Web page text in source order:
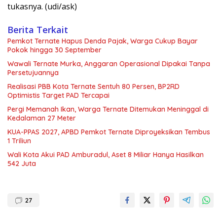
tukasnya. (udi/ask)
Berita Terkait
Pemkot Ternate Hapus Denda Pajak, Warga Cukup Bayar
Pokok hingga 30 September
Wawali Ternate Murka, Anggaran Operasional Dipakai Tanpa
Persetujuannya
Realisasi PBB Kota Ternate Sentuh 80 Persen, BP2RD
Optimistis Target PAD Tercapai
Pergi Memanah Ikan, Warga Ternate Ditemukan Meninggal di
Kedalaman 27 Meter
KUA-PPAS 2027, APBD Pemkot Ternate Diproyeksikan Tembus
1 Triliun
Wali Kota Akui PAD Amburadul, Aset 8 Miliar Hanya Hasilkan
542 Juta
27